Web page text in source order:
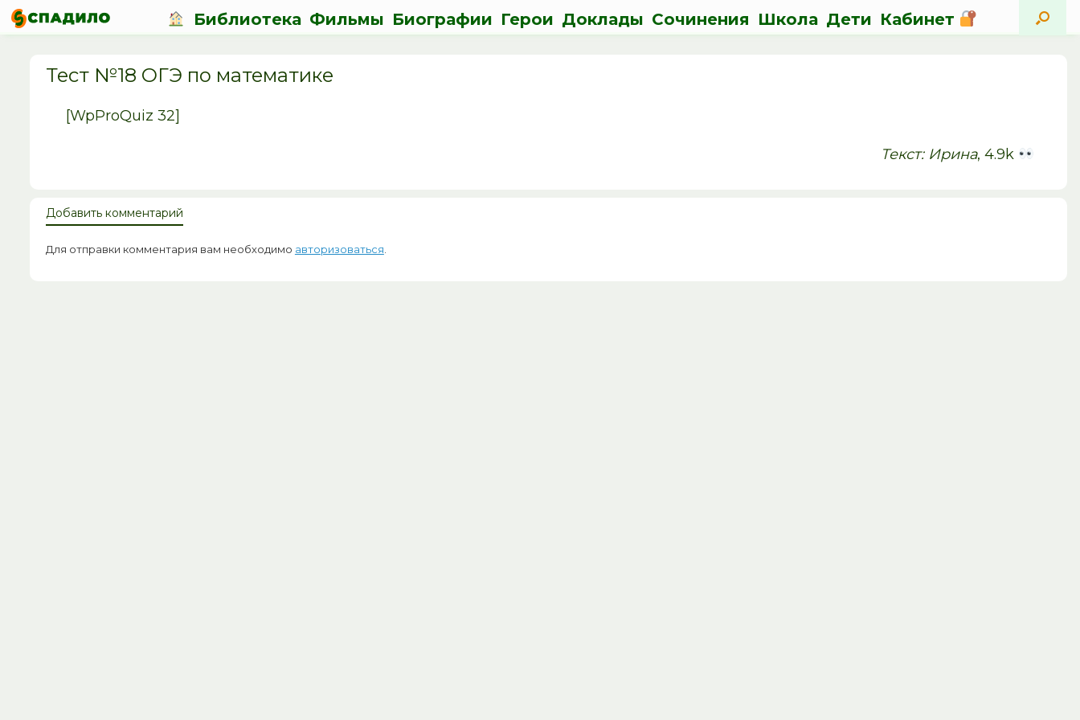
Библиотека Фильмы Биографии Герои Доклады Сочинения Школа Дети Кабинет
Тест №18 ОГЭ по математике
[WpProQuiz 32]
Текст: Ирина, 4.9k
Добавить комментарий
Для отправки комментария вам необходимо авторизоваться